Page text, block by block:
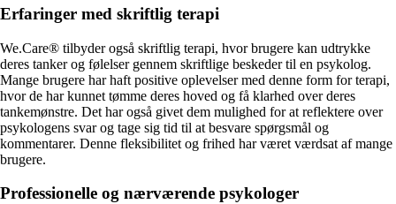
Erfaringer med skriftlig terapi
We.Care® tilbyder også skriftlig terapi, hvor brugere kan udtrykke
deres tanker og følelser gennem skriftlige beskeder til en psykolog.
Mange brugere har haft positive oplevelser med denne form for terapi,
hvor de har kunnet tømme deres hoved og få klarhed over deres
tankemønstre. Det har også givet dem mulighed for at reflektere over
psykologens svar og tage sig tid til at besvare spørgsmål og
kommentarer. Denne fleksibilitet og frihed har været værdsat af mange
brugere.
Professionelle og nærværende psykologer